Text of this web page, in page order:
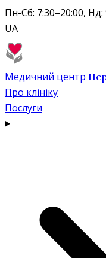
Пн-Сб: 7:30–20:00, Нд:
UA
Медичний центр
Про клініку
Послуги